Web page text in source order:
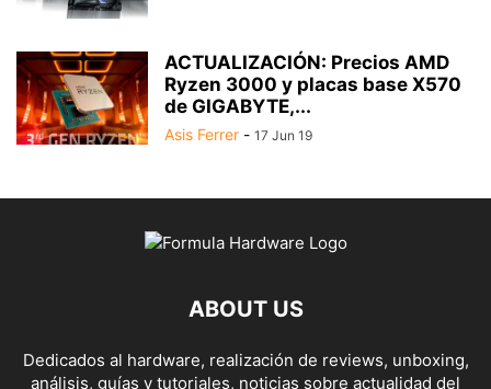
ACTUALIZACIÓN: Precios AMD
Ryzen 3000 y placas base X570
de GIGABYTE,...
Asis Ferrer - 17 Jun 19
ABOUT US
Dedicados al hardware, realización de reviews, unboxing,
análisis, guías y tutoriales, noticias sobre actualidad del